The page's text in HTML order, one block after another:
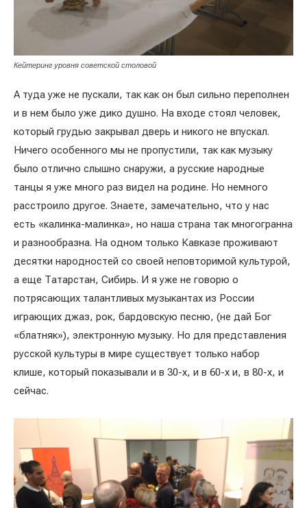
Кейтеринг уровня советской столовой
А туда уже не пускали, так как он был сильно переполнен
и в нем было уже дико душно. На входе стоял человек,
который грудью закрывал дверь и никого не впускал.
Ничего особенного мы не пропустили, так как музыку
было отлично слышно снаружи, а русские народные
танцы я уже много раз видел на родине. Но немного
расстроило другое. Знаете, замечательно, что у нас
есть «калинка-малинка», но наша страна так многогранна
и разнообразна. На одном только Кавказе проживают
десятки народностей со своей неповторимой культурой,
а еще Татарстан, Сибирь. И я уже не говорю о
потрясающих талантливых музыкантах из России
играющих джаз, рок, бардовскую песню, (не дай Бог
«блатняк»), электронную музыку. Но для представления
русской культуры в мире существует только набор
клише, который показывали и в 30-х, и в 60-х и, в 80-х, и
сейчас.